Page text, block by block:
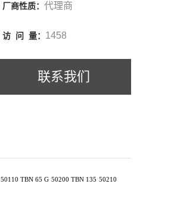
厂商性质： 代理商
访 问 量： 1458
联系我们
50110 TBN 65 G 50200 TBN 135 50210